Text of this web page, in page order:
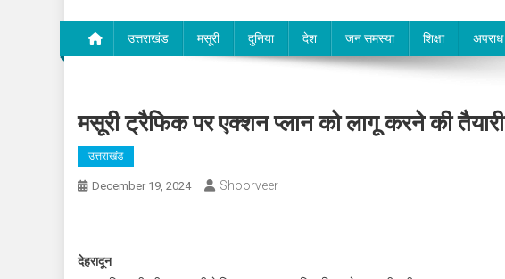
उत्तराखंड मसूरी दुनिया देश जन समस्या शिक्षा अपराध
मसूरी ट्रैफिक पर एक्शन प्लान को लागू करने की तैयारी
उत्तराखंड
December 19, 2024 Shoorveer
देहरादून